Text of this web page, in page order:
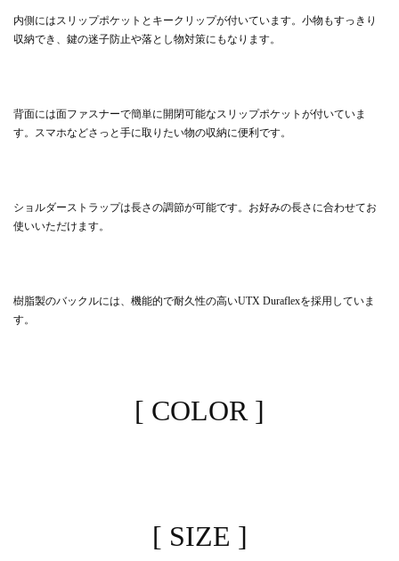
内側にはスリップポケットとキークリップが付いています。小物もすっきり
収納でき、鍵の迷子防止や落とし物対策にもなります。
背面には面ファスナーで簡単に開閉可能なスリップポケットが付いていま
す。スマホなどさっと手に取りたい物の収納に便利です。
ショルダーストラップは長さの調節が可能です。お好みの長さに合わせてお
使いいただけます。
樹脂製のバックルには、機能的で耐久性の高いUTX Duraflexを採用していま
す。
[ COLOR ]
[ SIZE ]